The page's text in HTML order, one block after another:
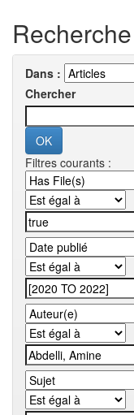
Recherche
Dans :
Chercher
Filtres courants :